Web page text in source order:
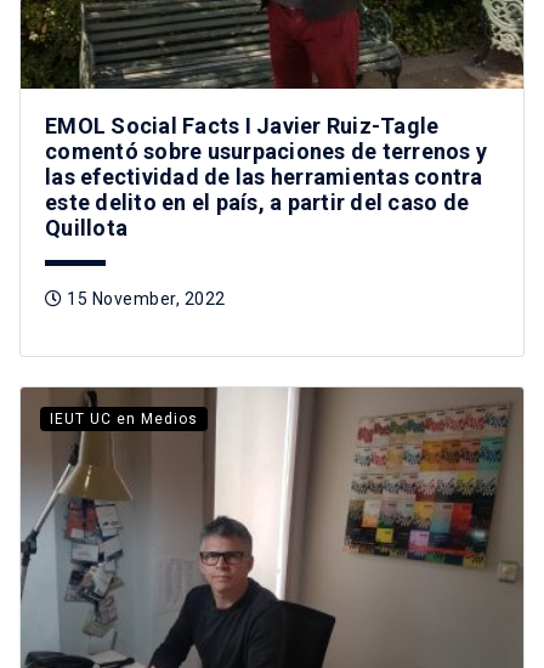
EMOL Social Facts I Javier Ruiz-Tagle
comentó sobre usurpaciones de terrenos y
las efectividad de las herramientas contra
este delito en el país, a partir del caso de
Quillota
15 November, 2022
IEUT UC en Medios